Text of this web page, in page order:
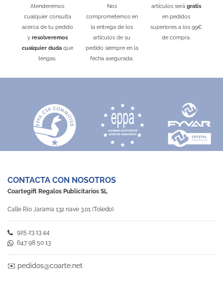
Atenderemos
cualquier consulta
acerca de tu pedido
y resolveremos
cualquier dudaque
tengas.
Nos
comprometemos en
la entrega de los
artículos de su
pedido siempre en la
fecha asegurada.
artículos será gratis
en pedidos
superiores a los 99€
de compra.
CONTACTA CON NOSOTROS
Coartegift Regalos Publicitarios SL
Calle Río Jarama 132 nave 3.01 (Toledo)
925 23 13 44
647 98 50 13
✉️ pedidos@coarte.net